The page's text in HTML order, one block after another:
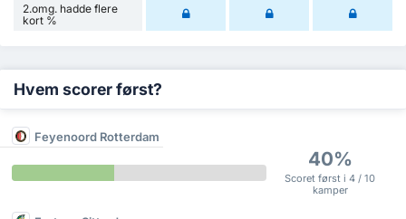
2.omg. hadde flere
kort %
Hvem scorer først?
Feyenoord Rotterdam
40%
Scoret først i 4 / 10
kamper